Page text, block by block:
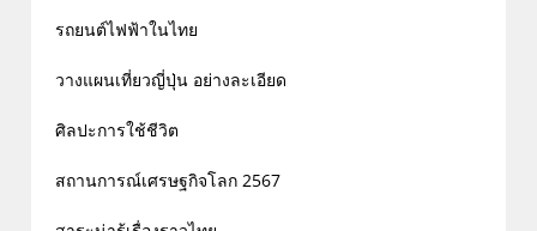
รถยนต์ไฟฟ้าในไทย
วางแผนเที่ยวญี่ปุ่น อย่างละเอียด
ศิลปะการใช้ชีวิต
สถานการณ์เศรษฐกิจโลก 2567